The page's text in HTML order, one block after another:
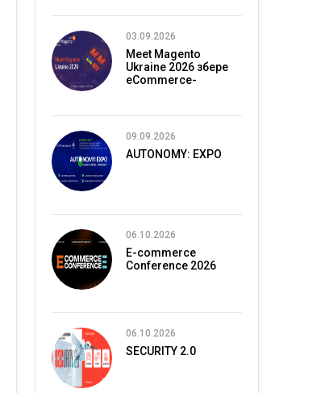
03.09.2026
Meet Magento
Ukraine 2026 збере
eCommerce-
09.09.2026
AUTONOMY: EXPO
06.10.2026
E-commerce
Conference 2026
06.10.2026
SECURITY 2.0